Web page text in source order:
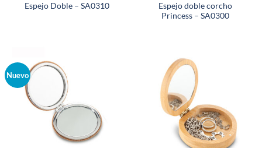
Espejo Doble – SA0310
Espejo doble corcho
Princess – SA0300
Nuevo